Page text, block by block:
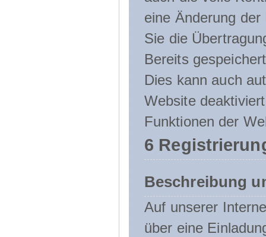
eine Änderung
Sie die
Bereits
Dies kann auch
Website
Funktionen der
6
Beschreibung
Auf unserer
über eine